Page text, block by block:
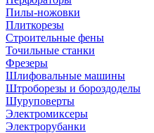
Пилы-ножовки
Плиткорезы
Строительные фены
Точильные станки
Фрезеры
Шлифовальные машины
Штроборезы и бороздоделы
Шуруповерты
Электромиксеры
Электрорубанки